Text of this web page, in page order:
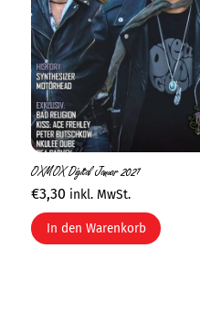
OXMOX Digital Januar 2021
€3,30 inkl. MwSt.
In den Warenkorb